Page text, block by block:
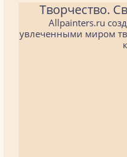
Творчество.
Allpainters.ru
увлеченными миром